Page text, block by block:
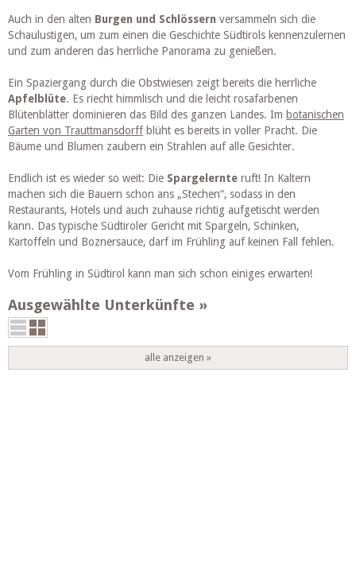
Auch in den alten Burgen und Schlössern versammeln sich die
Schaulustigen, um zum einen die Geschichte Südtirols kennenzulernen
und zum anderen das herrliche Panorama zu genießen.
Ein Spaziergang durch die Obstwiesen zeigt bereits die herrliche
Apfelblüte. Es riecht himmlisch und die leicht rosafarbenen
Blütenblätter dominieren das Bild des ganzen Landes. Im botanischen
Garten von Trauttmansdorffblüht es bereits in voller Pracht. Die
Bäume und Blumen zaubern ein Strahlen auf alle Gesichter.
Endlich ist es wieder so weit: Die Spargelernte ruft! In Kaltern
machen sich die Bauern schon ans „Stechen“, sodass in den
Restaurants, Hotels und auch zuhause richtig aufgetischt werden
kann. Das typische Südtiroler Gericht mit Spargeln, Schinken,
Kartoffeln und Boznersauce, darf im Frühling auf keinen Fall fehlen.
Vom Frühling in Südtirol kann man sich schon einiges erwarten!
Ausgewählte Unterkünfte
alle anzeigen »